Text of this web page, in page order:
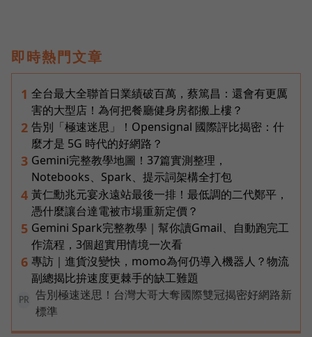
即時熱門文章
1 全台最大全聯首日業績破百萬，蔡篤昌：還會有更厲
害的大型店！為何把餐廳健身房都搬上樓？
2 告別「極速迷思」！Opensignal 國際評比揭密：什
麼才是 5G 時代的好網路？
3 Gemini完整教學地圖！37篇實測整理，
Notebooks、Spark、提示詞架構全打包
4 黃仁勳兆元宴永遠站最後一排！最低調的二代鄭平，
憑什麼讓台達電被市場重新定價？
5 Gemini Spark完整教學｜幫你讀Gmail、自動跑完工
作流程，3個超實用情境一次看
6 專訪｜進貨沒變快，momo為何仍導入機器人？物流
副總揭比拚速度更棘手的缺工難題
PR
告別極速迷思！台灣大哥大奪國際雙冠揭密好網路新
標準